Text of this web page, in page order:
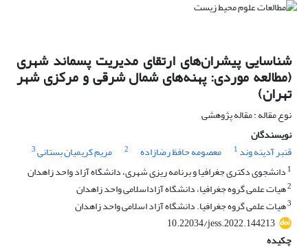
شناسایی پیشران‌های ارتقای مدیریت پسماند شهری
(مطالعه موردی: پهنه‌های شمال شرقی و مرکزی شهر
تهران)
نوع مقاله : مقاله پژوهشی
نویسندگان
قنبر آدینه وند 1 معصومه حافظ رضازاده 2 مریم کریمیان بستانی3
1 دانشجوی دکتری جغرافیا و برنامه ریزی شهری، دانشگاه آزاد واحد زاهدان
2هیات علمی گروه جغرافیا، دانشگاه آزاداسلامی واحد زاهدان
3هیات علمی گروه جغرافیا. دانشگاه آزاد اسلامی واحد زاهدان
10.22034/jess.2022.144213
چکیده